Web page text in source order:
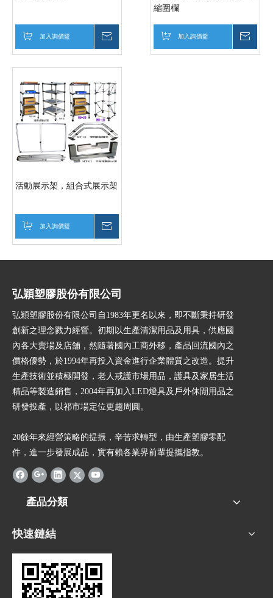
加入詢價籃
縮圍欄
加入詢價籃
活動展示架，組合式展示架
加入詢價籃
弘穎塑膠股份有限公司
弘穎塑膠股份有限公司自1983年更名以來，即不斷秉持研發
創新之理念戮力經營。初期以生產清潔用品及用具，供應國
內各大賣場及店舖，然隨著國內工商外移，產品回流國內之
價格優勢，於1994年再投入資金進行企業體質之改造。提升
生產技術並積極開發，老人戒護市場用品，護具及家居生活
精品等製造銷售，2004年再加入LED燈具及戶外休閒用品之
研發投產，以祁市場定位更趨周圓。
20餘年來經營策略的提振，辛苦求轉型，由生產塑膠零配
件，進一步發展成品，實有賴各業界前輩提攜指教。
產品分類
快速鏈結